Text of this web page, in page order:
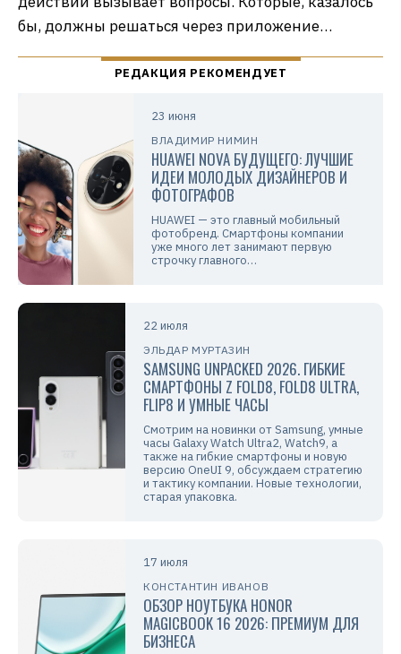
бы, должны решаться через приложение…
23 июня
ВЛАДИМИР НИМИН
HUAWEI NOVA БУДУЩЕГО: ЛУЧШИЕ
ИДЕИ МОЛОДЫХ ДИЗАЙНЕРОВ И
ФОТОГРАФОВ
HUAWEI — это главный мобильный
фотобренд. Смартфоны компании
уже много лет занимают первую
строчку главного…
22 июля
ЭЛЬДАР МУРТАЗИН
SAMSUNG UNPACKED 2026. ГИБКИЕ
СМАРТФОНЫ Z FOLD8, FOLD8 ULTRA,
FLIP8 И УМНЫЕ ЧАСЫ
Смотрим на новинки от Samsung, умные
часы Galaxy Watch Ultra2, Watch9, а
также на гибкие смартфоны и новую
версию OneUI 9, обсуждаем стратегию
и тактику компании. Новые технологии,
старая упаковка.
17 июля
КОНСТАНТИН ИВАНОВ
ОБЗОР НОУТБУКА HONOR
MAGICBOOK 16 2026: ПРЕМИУМ ДЛЯ
БИЗНЕСА